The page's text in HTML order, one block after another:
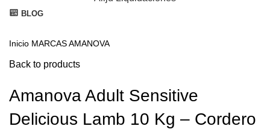
BLOG
Click to enlarge
Inicio MARCASAMANOVA
Back to products
Amanova Adult Sensitive
Delicious Lamb 10 Kg – Cordero